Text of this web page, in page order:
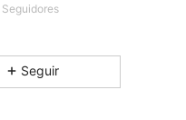
Seguidores
Seguir